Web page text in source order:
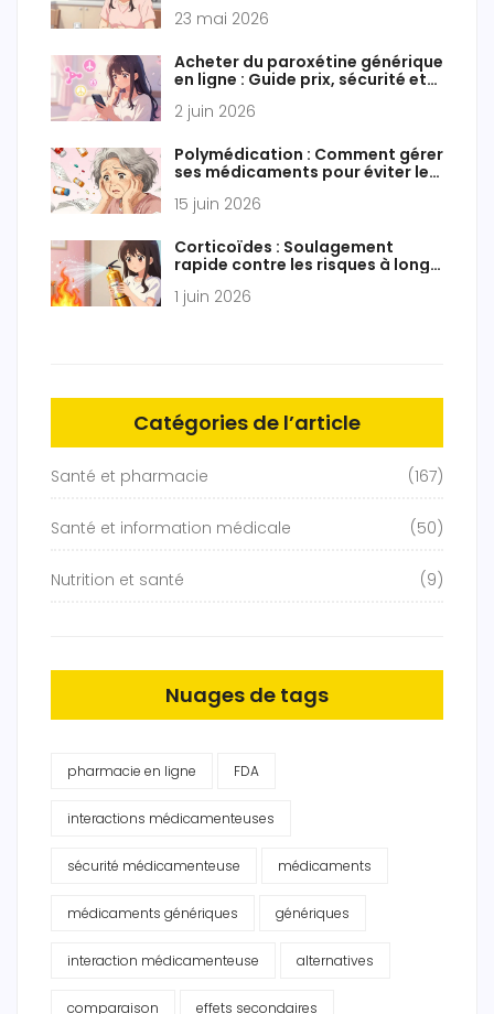
23 mai 2026
Acheter du paroxétine générique
en ligne : Guide prix, sécurité et
2 juin 2026
Polymédication : Comment gérer
ses médicaments pour éviter les
15 juin 2026
Corticoïdes : Soulagement
rapide contre les risques à long
1 juin 2026
Catégories de l’article
Santé et pharmacie (167)
Santé et information médicale (50)
Nutrition et santé (9)
Nuages de tags
pharmacie en ligne FDA
interactions médicamenteuses
sécurité médicamenteuse médicaments
médicaments génériques génériques
interaction médicamenteuse alternatives
comparaison effets secondaires